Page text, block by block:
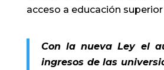
acceso a educación
Con la nueva Ley el
ingresos de las